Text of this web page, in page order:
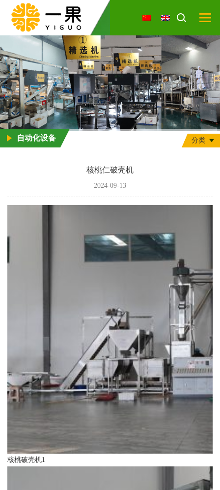
自动化设备 分类
核桃仁破壳机
2024-09-13
核桃破壳机1